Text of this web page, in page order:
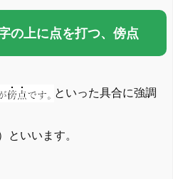
の上に点を打つ、傍点
といった具合に強調
といいます。